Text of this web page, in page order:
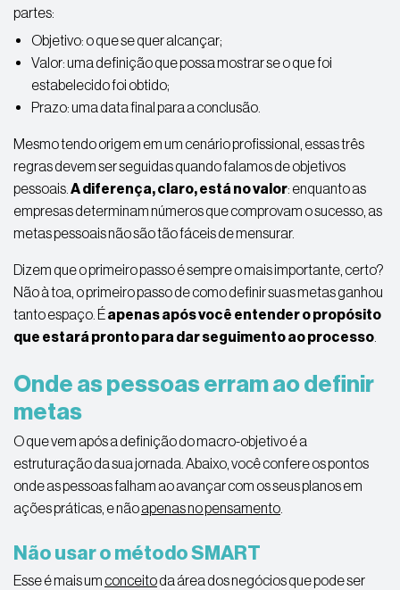
partes:
Objetivo: o que se quer alcançar;
Valor: uma definição que possa mostrar se o que foi
estabelecido foi obtido;
Prazo: uma data final para a conclusão.
Mesmo tendo origem em um cenário profissional, essas três
regras devem ser seguidas quando falamos de objetivos
pessoais. A diferença, claro, está no valor: enquanto as
empresas determinam números que comprovam o sucesso, as
metas pessoais não são tão fáceis de mensurar.
Dizem que o primeiro passo é sempre o mais importante, certo?
Não à toa, o primeiro passo de como definir suas metas ganhou
tanto espaço. Éapenas após você entender o propósito
que estará pronto para dar seguimento ao processo
Onde as pessoas erram ao definir
metas
O que vem após a definição do macro-objetivo é a
estruturação da sua jornada. Abaixo, você confere os pontos
onde as pessoas falham ao avançar com os seus planos em
ações práticas, e nãoapenas no pensamento
Não usar o método SMART
Esse é mais um conceitoda área dos negócios que pode ser